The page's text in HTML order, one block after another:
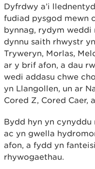
Dyfrdwy a’i
fudiad pysgod mewn
bynnag, rydym weddi
dynnu saith rhwystr
Tryweryn, Morlas,
ar y brif afon, a dau
wedi addasu chwe
yn Llangollen, un ar
Cored Z, Cored Caer,
Bydd hyn yn
ac yn gwella
afon, a fydd yn
rhywogaethau.